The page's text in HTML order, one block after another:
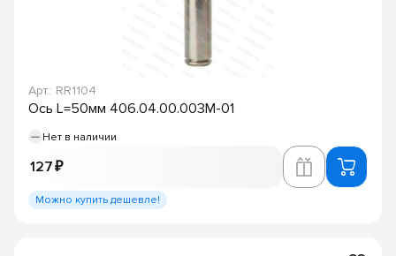
Арт.: RR1104
Ось L=50мм 406.04.00.003М-01
Нет в наличии
127 ₽
Можно купить дешевле!